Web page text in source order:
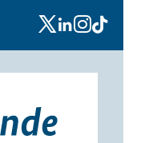
x linkedin
instagram